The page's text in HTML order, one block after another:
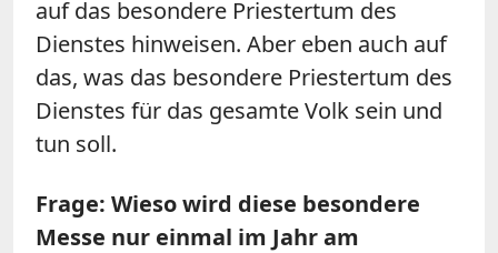
auf das besondere Priestertum des
Dienstes hinweisen. Aber eben auch auf
das, was das besondere Priestertum des
Dienstes für das gesamte Volk sein und
tun soll.
Frage: Wieso wird diese besondere
Messe nur einmal im Jahr am